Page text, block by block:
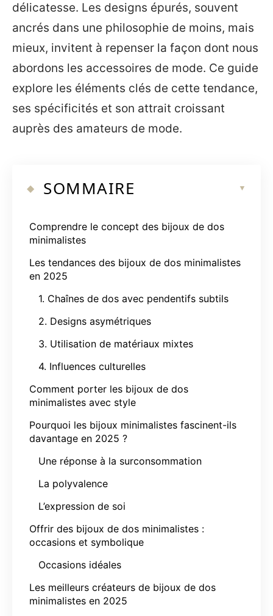
délicatesse. Les designs épurés, souvent
ancrés dans une philosophie de moins, mais
mieux, invitent à repenser la façon dont nous
abordons les accessoires de mode. Ce guide
explore les éléments clés de cette tendance,
ses spécificités et son attrait croissant
auprès des amateurs de mode.
SOMMAIRE
Comprendre le concept des bijoux de dos
minimalistes
Les tendances des bijoux de dos minimalistes
en 2025
1. Chaînes de dos avec pendentifs subtils
2. Designs asymétriques
3. Utilisation de matériaux mixtes
4. Influences culturelles
Comment porter les bijoux de dos
minimalistes avec style
Pourquoi les bijoux minimalistes fascinent-ils
davantage en 2025 ?
Une réponse à la surconsommation
La polyvalence
L’expression de soi
Offrir des bijoux de dos minimalistes :
occasions et symbolique
Occasions idéales
Les meilleurs créateurs de bijoux de dos
minimalistes en 2025